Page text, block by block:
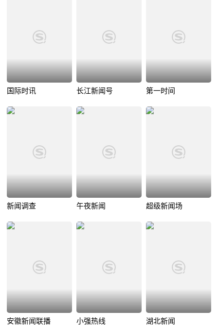
国际时讯 长江新闻号 第一时间
新闻调查 午夜新闻 超级新闻场
安徽新闻联播 小强热线 湖北新闻